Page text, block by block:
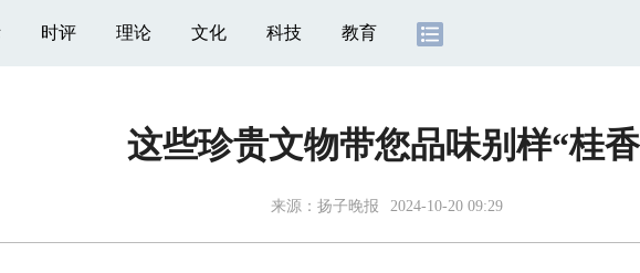
时评 理论 文化 科技 教育
这些珍贵文物带您品味别样“桂
来源： 扬子晚报 2024-10-20 09:29